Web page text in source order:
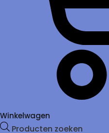
Winkelwagen
Producten zoeken